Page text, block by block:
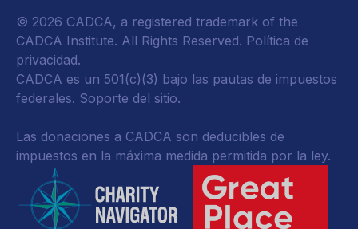
© 2026 CADCA, a registered trademark of the
CADCA Institute. All Rights Reserved. Política de
privacidad.
CADCA es un 501(c)(3) bajo las pautas de impuestos
federales. Soporte del sitio.
Las donaciones a CADCA son deducibles de
impuestos en la máxima medida permitida por la ley.